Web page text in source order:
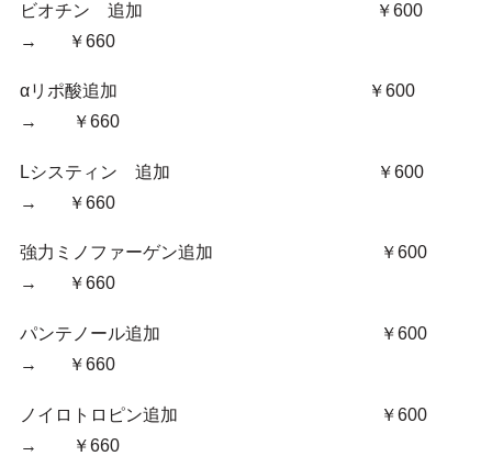
ビオチン 追加 ￥600
→ ￥660
αリポ酸追加 ￥600
→ ￥660
Lシスティン 追加 ￥600
→ ￥660
強力ミノファーゲン追加 ￥600
→ ￥660
パンテノール追加 ￥600
→ ￥660
ノイロトロピン追加 ￥600
→ ￥660